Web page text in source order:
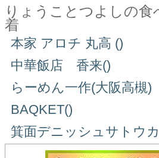
りょうことつよしの食
着
本家 アロチ 丸高 ()
中華飯店 香来()
らーめん一作(大阪高槻)
BAQKET()
箕面デニッシュサトウ